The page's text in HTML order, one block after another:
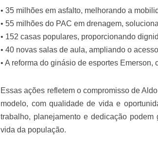
FILME: Como um Monjolo salvou a
• 35 milhões em asfalto, melhorando a
• 55 milhões do PAC em drenagem,
• 152 casas populares, proporcionando
• 40 novas salas de aula, ampliando o
• A reforma do ginásio de esportes
Essas ações refletem o compromisso de
modelo, com qualidade de vida e
trabalho, planejamento e dedicação
vida da população.